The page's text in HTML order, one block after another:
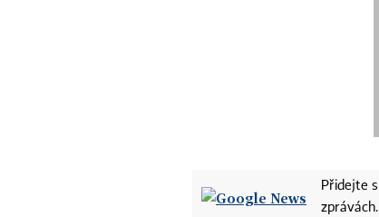
Přidejte
zprávách.